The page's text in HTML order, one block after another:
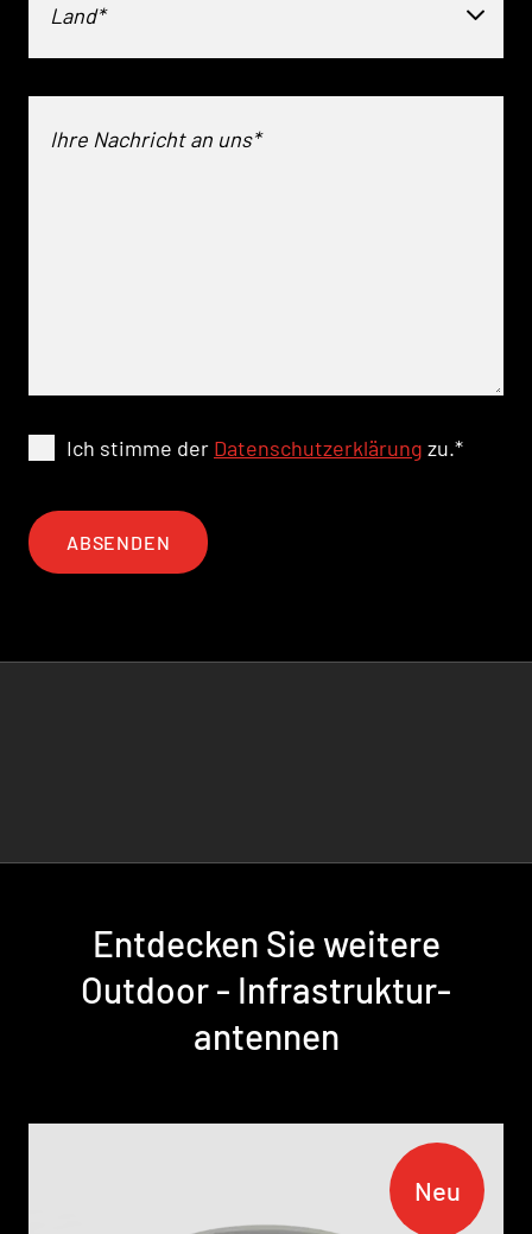
Land*
Ich stimme der Datenschutzerklärung zu.*
ABSENDEN
Entdecken Sie weitere
Outdoor - Infrastruktur­
antennen
Neu